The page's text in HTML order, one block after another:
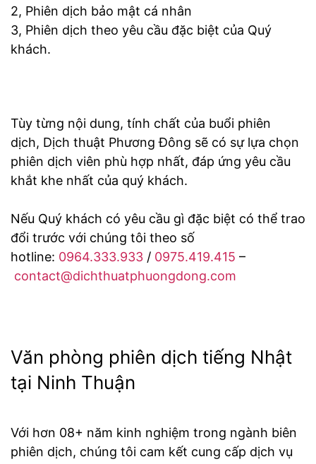
2, Phiên dịch bảo mật cá nhân
3, Phiên dịch theo yêu cầu đặc biệt của Quý
khách.
Tùy từng nội dung, tính chất của buổi phiên
dịch, Dịch thuật Phương Đông sẽ có sự lựa chọn
phiên dịch viên phù hợp nhất, đáp ứng yêu cầu
khắt khe nhất của quý khách.
Nếu Quý khách có yêu cầu gì đặc biệt có thể trao
đổi trước với chúng tôi theo số
hotline: 0964.333.933 / 0975.419.415 –
contact@dichthuatphuongdong.com
Văn phòng phiên dịch tiếng Nhật
tại Ninh Thuận
Với hơn 08+ năm kinh nghiệm trong ngành biên
phiên dịch, chúng tôi cam kết cung cấp dịch vụ